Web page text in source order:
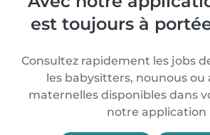
est toujours à
Consultez rapidement les jobs
les babysitters, nounous ou
maternelles disponibles dans
notre application